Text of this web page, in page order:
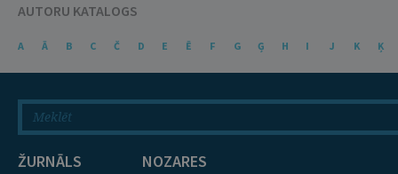
AUTORU KATALOGS
A Ā B C Č D E Ē F G Ģ H I J K Ķ
ŽURNĀLS
NOZARES